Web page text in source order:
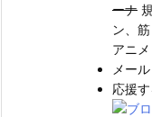
ーナ
ン、
アニ
メール
応援す